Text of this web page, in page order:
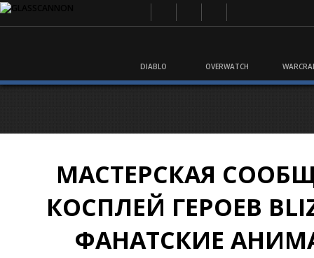
DIABLO OVERWATCH
МАСТЕРСКАЯ
КОСПЛЕЙ ГЕРОЕВ
ФАНАТСКИЕ